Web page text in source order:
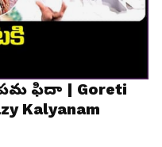
ఫిదా | Goreti
Kalyanam